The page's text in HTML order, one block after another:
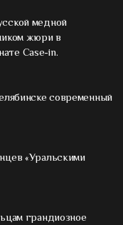
медной
жюри в
Case-in.
современный
«Уральскими
грандиозное